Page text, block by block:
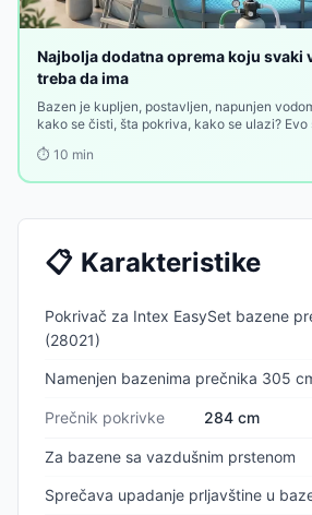
Najbolja dodatna oprema koju svaki
treba da ima
Bazen je kupljen, postavljen, napunjen
kako se čisti, šta pokriva, kako se ulazi?
⏱️ 10 min
📋 Karakteristike
Pokrivač za Intex EasySet bazene
(28021)
Namenjen bazenima prečnika 305
Prečnik pokrivke 284 cm
Za bazene sa vazdušnim prstenom
Sprečava upadanje prljavštine u